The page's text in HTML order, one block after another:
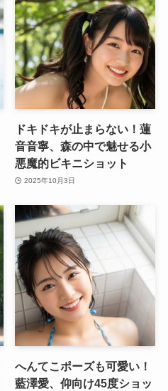
ドキドキが止まらない！蓮
音音寧、森の中で魅せる小
悪魔的ビキニショット
2025年10月3日
へんてこポーズも可愛い！
藍澤愛、仰向け45度ショッ